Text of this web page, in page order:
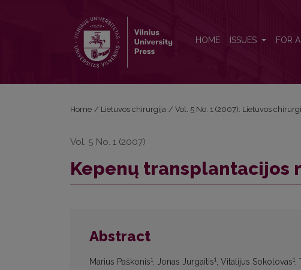
HOME ISSUES FOR
Home / Lietuvos chirurgija / Vol. 5 No. 1 (2007): Lietuvos
Vol. 5 No. 1 (2007)
Kepenų transplantacijos
Abstract
Marius Paškonis1, Jonas Jurgaitis1, Vitalijus Sokolovas1,